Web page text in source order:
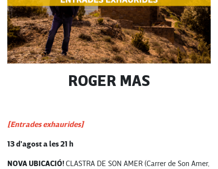
ROGER MAS
[Entrades exhaurides]
13 d'agost a les 21 h
NOVA UBICACIÓ!CLASTRA DE SON AMER (Carrer de Son Amer,